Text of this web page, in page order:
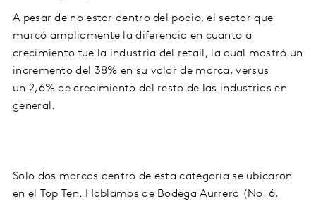
A pesar de no estar dentro del podio, el sector que
marcó ampliamente la diferencia en cuanto a
crecimiento fue la industria del retail , la cual mostró un
incremento del 38% en su valor de marca, versus
un 2,6% de crecimiento del resto de las industrias en
general.
Solo dos marcas dentro de esta categoría se ubicaron
en el Top Ten. Hablamos de Bodega Aurrera (No. 6,